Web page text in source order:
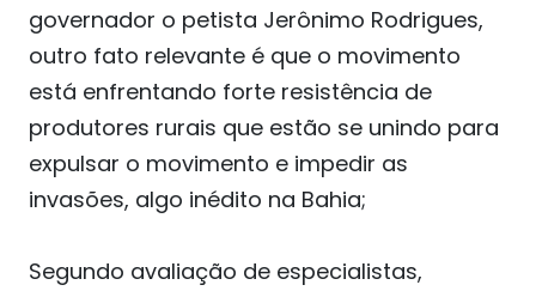
governador o petista Jerônimo Rodrigues,
outro fato relevante é que o movimento
está enfrentando forte resistência de
produtores rurais que estão se unindo para
expulsar o movimento e impedir as
invasões, algo inédito na Bahia;
Segundo avaliação de especialistas,